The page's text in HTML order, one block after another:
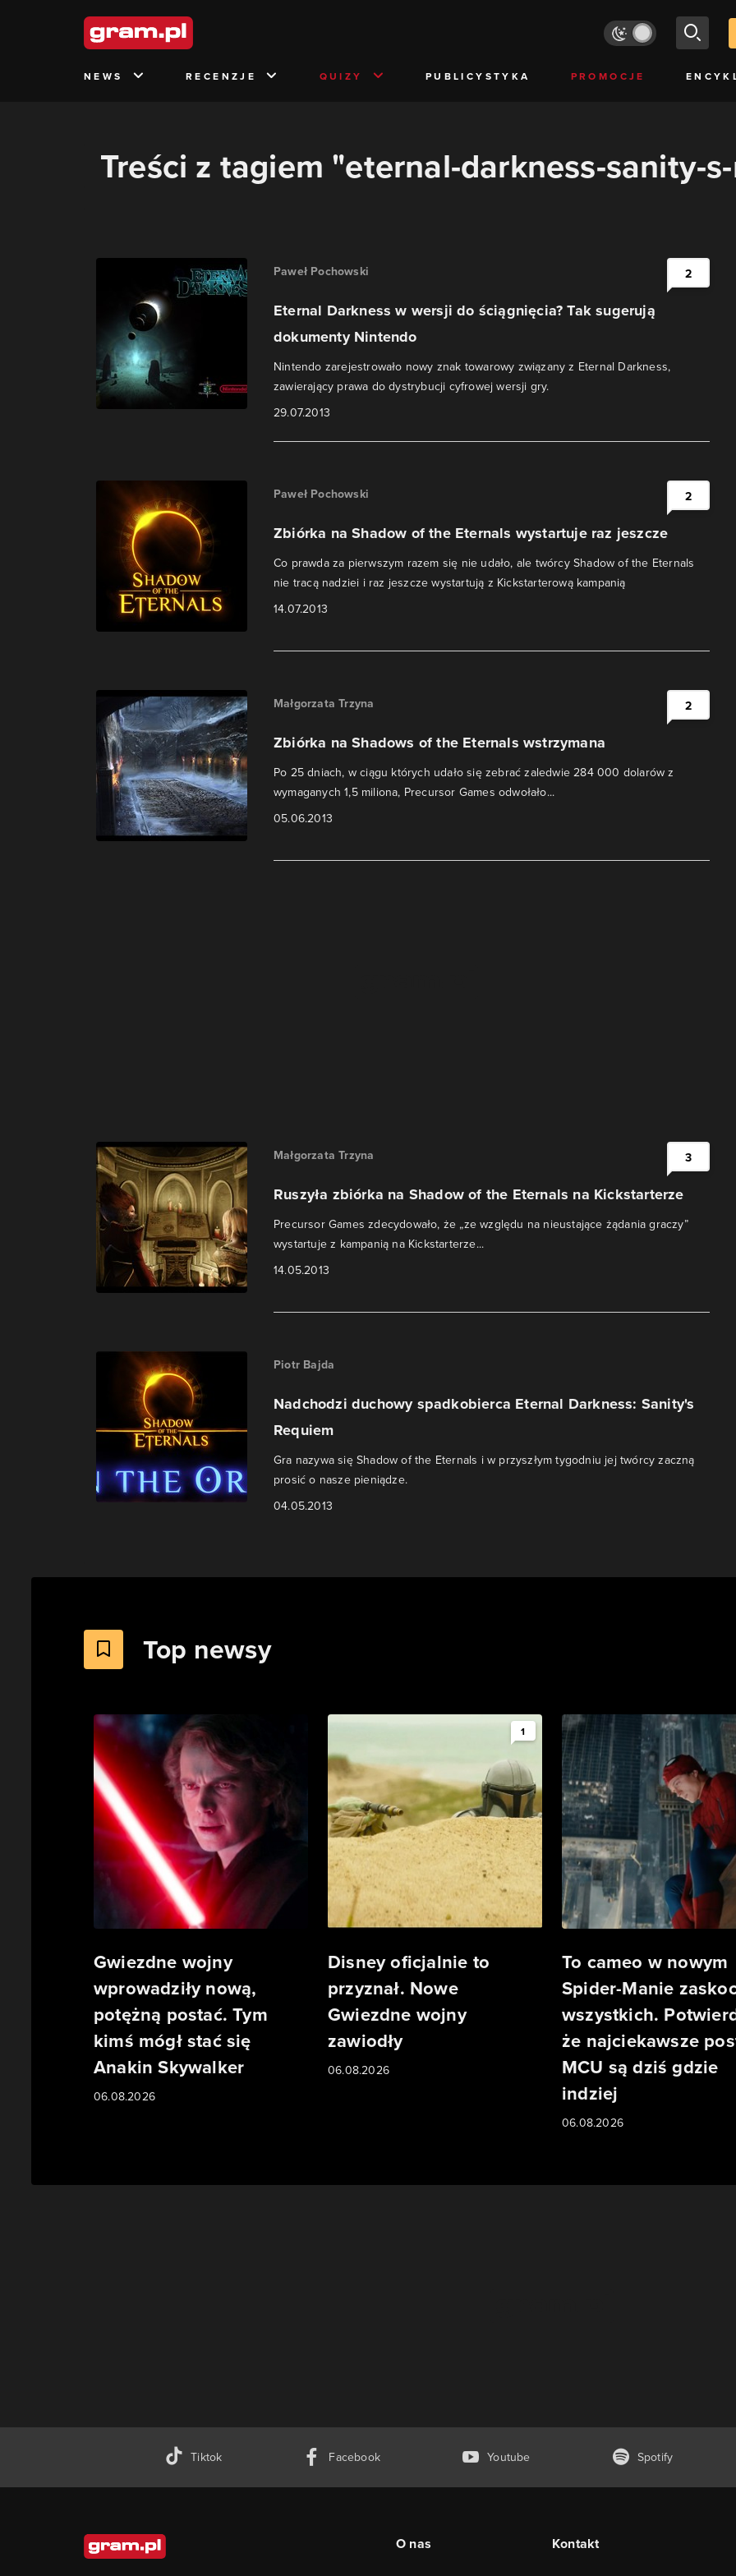
NEWS RECENZJE QUIZY PUBLICYSTYKA PROMOCJE
Treści z tagiem "eternal-darkness-sanity-
Paweł Pochowski
Eternal Darkness w wersji do ściągnięcia? Tak sugerują
dokumenty Nintendo
Nintendo zarejestrowało nowy znak towarowy związany z Eternal Darkness,
zawierający prawa do dystrybucji cyfrowej wersji gry.
29.07.2013
2
Paweł Pochowski
Zbiórka na Shadow of the Eternals wystartuje raz jeszcze
Co prawda za pierwszym razem się nie udało, ale twórcy Shadow of the Eternals
nie tracą nadziei i raz jeszcze wystartują z Kickstarterową kampanią
14.07.2013
2
Małgorzata Trzyna
Zbiórka na Shadows of the Eternals wstrzymana
Po 25 dniach, w ciągu których udało się zebrać zaledwie 284 000 dolarów z
wymaganych 1,5 miliona, Precursor Games odwołało...
05.06.2013
2
Małgorzata Trzyna
Ruszyła zbiórka na Shadow of the Eternals na Kickstarterze
Precursor Games zdecydowało, że „ze względu na nieustające żądania graczy”
wystartuje z kampanią na Kickstarterze...
14.05.2013
3
Piotr Bajda
Nadchodzi duchowy spadkobierca Eternal Darkness: Sanity's
Requiem
Gra nazywa się Shadow of the Eternals i w przyszłym tygodniu jej twórcy zaczną
prosić o nasze pieniądze.
04.05.2013
Top newsy
Gwiezdne wojny
wprowadziły nową,
potężną postać. Tym
kimś mógł stać się
Anakin Skywalker
06.08.2026
1
Disney oficjalnie to
przyznał. Nowe
Gwiezdne wojny
zawiodły
06.08.2026
To cameo w nowym
Spider-Manie
wszystkich.
że najciekawsze
MCU są dziś gdzie
indziej
06.08.2026
Tiktok Facebook Youtube Spotify
O nas Kontakt